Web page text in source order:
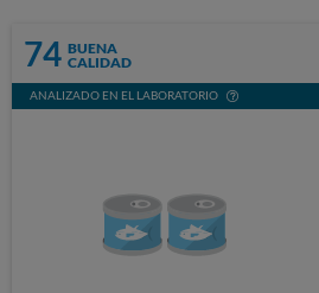
74 BUENA
CALIDAD
ANALIZADO EN EL LABORATORIO